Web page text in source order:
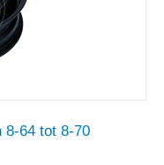
8-64 tot 8-70